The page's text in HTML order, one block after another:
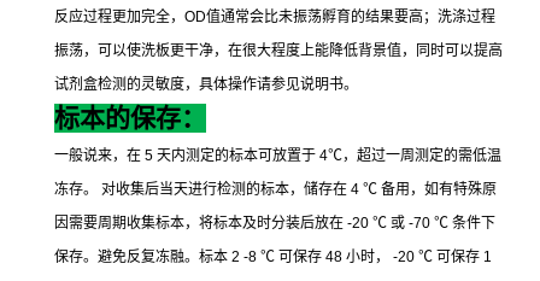
反应过程更加完全， OD值通常会比未振荡孵育的结果要高；洗涤过程
振荡，可以使洗板更干净，在很大程度上能降低背景值，同时可以提高
试剂盒检测的灵敏度，具体操作请参见说明书。
标本的保存：
一般说来，在 5 天内测定的标本可放置于 4℃，超过一周测定的需低温
冻存。
对收集后当天进行检测的标本，储存在 4 ℃ 备用，如有特殊原
因需要周期收集标本，将标本及时分装后放在 -20 ℃ 或 -70 ℃ 条件下
保存。避免反复冻融。标本 2 -8 ℃ 可保存 48 小时， -20 ℃ 可保存 1